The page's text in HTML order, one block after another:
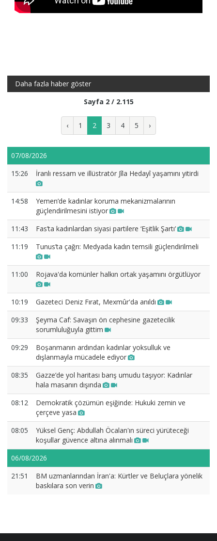
Daha fazla haber göster
Sayfa 2 / 2.115
‹ 1 2 3 4 5 ›
07/08/2026
15:26
İranlı ressam ve illüstratör Jîla Hedayî yaşamını yitirdi
14:58
Yemen’de kadınlar koruma mekanizmalarının
güçlendirilmesini istiyor
11:43
Fas’ta kadınlardan siyasi partilere ‘Eşitlik Şartı’
11:19
Tunus’ta çağrı: Medyada kadın temsili güçlendirilmeli
11:00 Rojava'da komünler halkın ortak yaşamını örgütlüyor
10:19
Gazeteci Deniz Fırat, Mexmûr'da anıldı
09:33
Şeyma Caf: Savaşın ön cephesine gazetecilik
sorumluluğuyla gittim
09:29
Boşanmanın ardından kadınlar yoksulluk ve
dışlanmayla mücadele ediyor
08:35
Gazze’de yol haritası barış umudu taşıyor: Kadınlar
hala masanın dışında
08:12
Demokratik çözümün eşiğinde: Hukuki zemin ve
çerçeve yasa
08:05
Yüksel Genç: Abdullah Öcalan'ın süreci yürüteceği
koşullar güvence altına alınmalı
06/08/2026
21:51
BM uzmanlarından İran'a: Kürtler ve Beluçlara yönelik
baskılara son verin